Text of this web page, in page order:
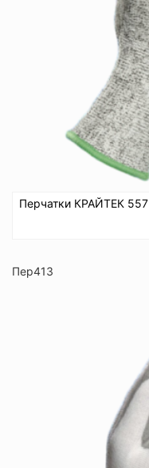
Перчатки КРАЙТЕК 557
Пер413